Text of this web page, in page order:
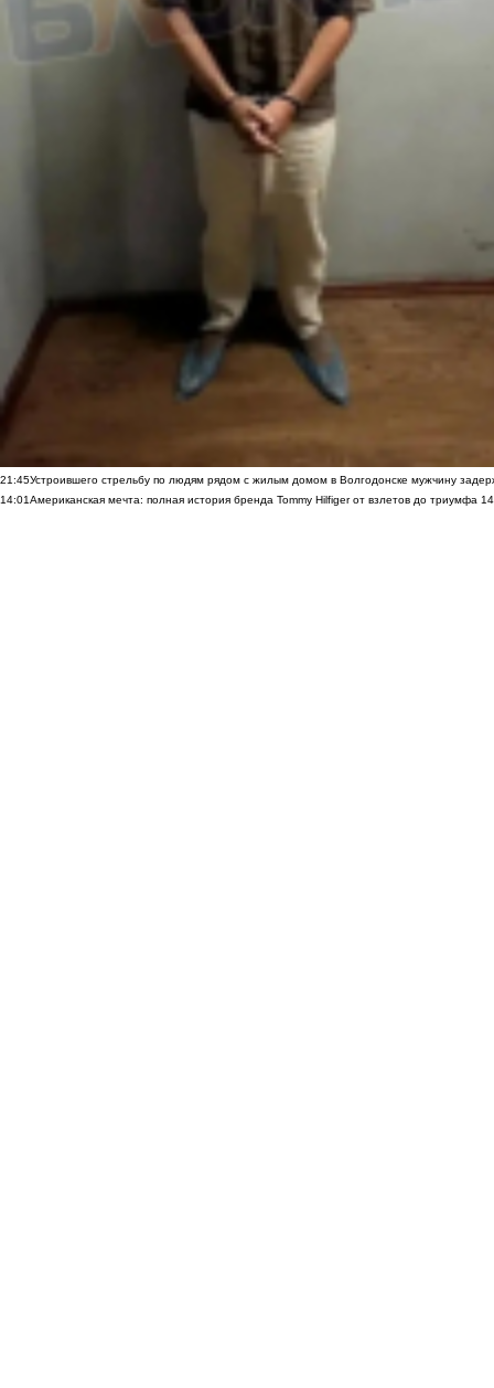
21:45Устроившего стрельбу по людям рядом с жилым домом в Волгодонске мужчину
14:01Американская мечта: полная история бренда Tommy Hilfiger от взлетов до триумфа